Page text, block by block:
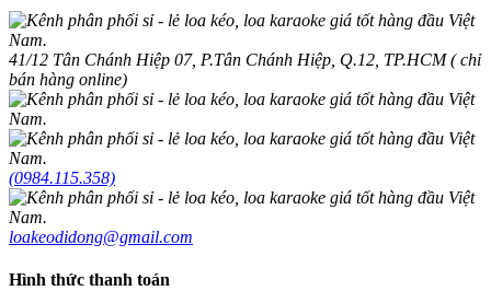
41/12 Tân Chánh Hiệp 07, P.Tân Chánh Hiệp, Q.12, TP.HCM ( chỉ
bán hàng online)
(0984.115.358)
loakeodidong@gmail.com
Hình thức thanh toán